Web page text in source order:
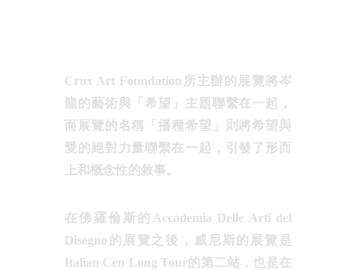
Crux Art Foundation所主辦的展覽將岑
龍的藝術與「希望」主題聯繫在一起，
而展覽的名稱「播種希望」則將希望與
愛的絕對力量聯繫在一起，引發了形而
上和概念性的敘事。
在佛羅倫斯的Accademia Delle Arti del
Disegno的展覽之後，威尼斯的展覽是
Italian Cen Long Tour的第二站，也是在